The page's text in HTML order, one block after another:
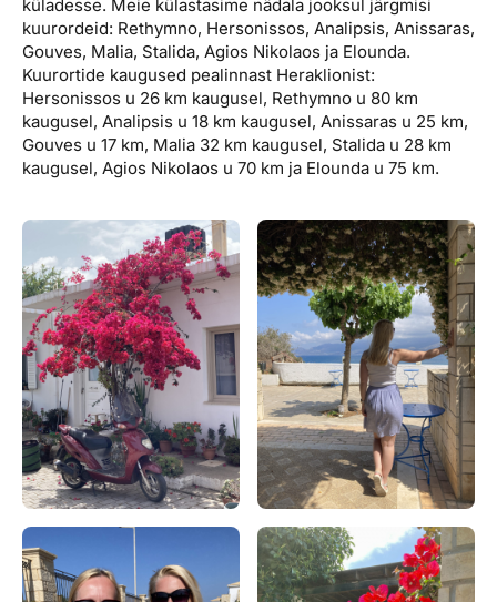
küladesse. Meie külastasime nädala jooksul järgmisi
kuurordeid: Rethymno, Hersonissos, Analipsis, Anissaras,
Gouves, Malia, Stalida, Agios Nikolaos ja Elounda.
Kuurortide kaugused pealinnast Heraklionist:
Hersonissos u 26 km kaugusel, Rethymno u 80 km
kaugusel, Analipsis u 18 km kaugusel, Anissaras u 25 km,
Gouves u 17 km, Malia 32 km kaugusel, Stalida u 28 km
kaugusel, Agios Nikolaos u 70 km ja Elounda u 75 km.